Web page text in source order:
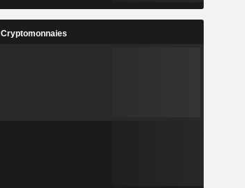
Cryptomonnaies